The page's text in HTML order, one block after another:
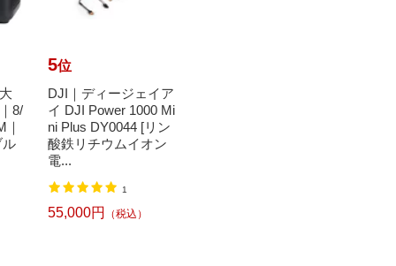
8/
ル
5位
DJI｜ディージェイア
イ DJI Power 1000 Mi
ni Plus DY0044 [リン
酸鉄リチウムイオン
電...
1
55,000円 （税込）